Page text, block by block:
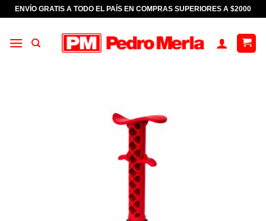
Saltar
contenido
ENVÍO GRATIS A TODO EL PAÍS EN COMPRAS SUPERIORES A $2000